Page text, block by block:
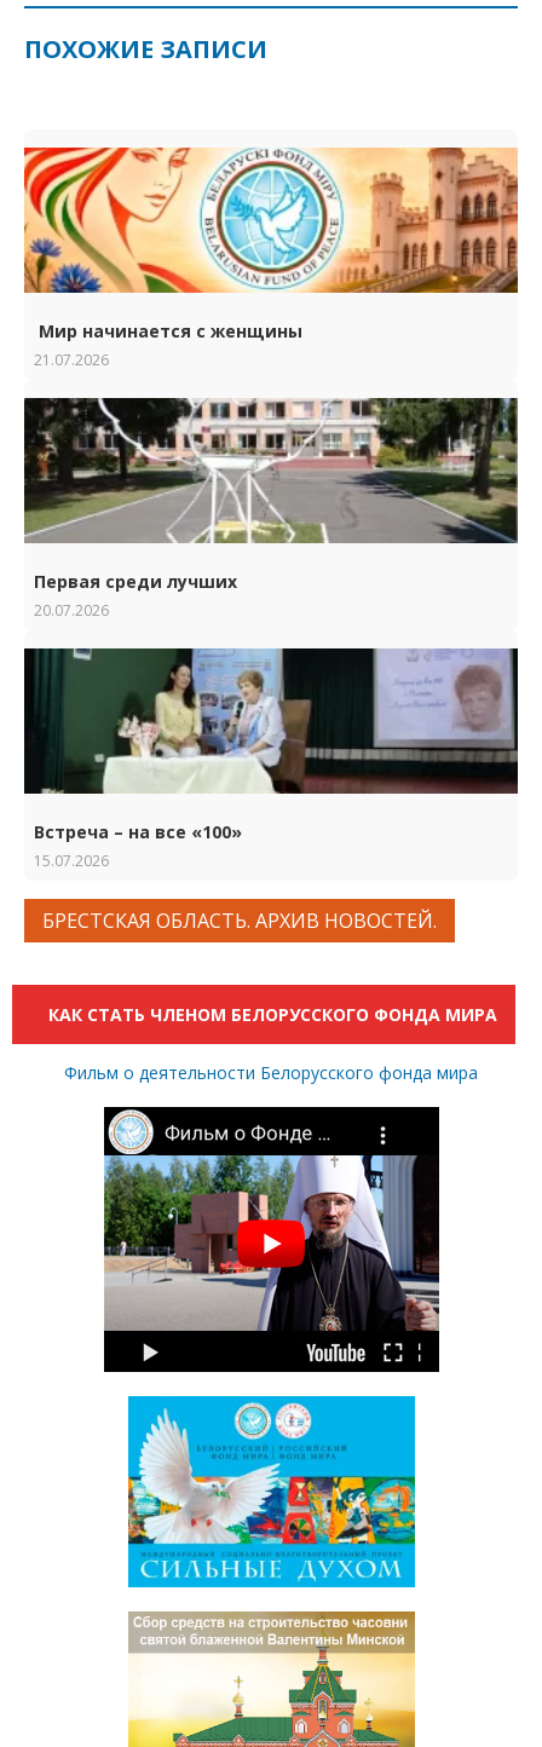
ПОХОЖИЕ ЗАПИСИ
Мир начинается с женщины
21.07.2026
Первая среди лучших
20.07.2026
Встреча – на все «100»
15.07.2026
БРЕСТСКАЯ ОБЛАСТЬ. АРХИВ НОВОСТЕЙ.
КАК СТАТЬ ЧЛЕНОМ БЕЛОРУССКОГО ФОНДА МИРА
Фильм о деятельности Белорусского фонда мира